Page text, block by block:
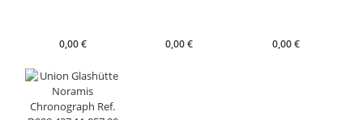
0,00€ 0,00€ 0,00€